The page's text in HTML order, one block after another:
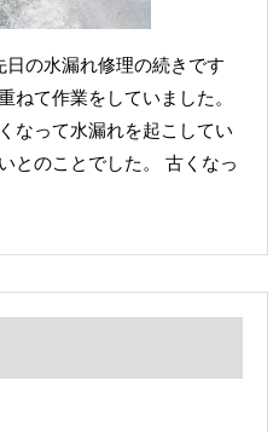
の水漏れ修理の続きです
ねて作業をしていました。
なって水漏れを起こしてい
とのことでした。 古くなっ